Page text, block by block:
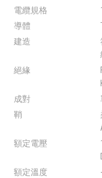
電纜規格
導體
建造
絕緣
成對
鞘
額定電壓
額定溫度